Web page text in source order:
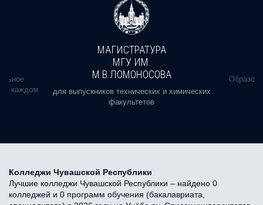
в каждом
МАГИСТРАТУРА
МГУ ИМ.
М.В.ЛОМОНОСОВА
для выпускников технических и химических
факультетов
Колледжи Чувашской Республики
Лучшие колледжи Чувашской Республики – найдено 0
колледжей и 0 программ обучения (бакалавриата,